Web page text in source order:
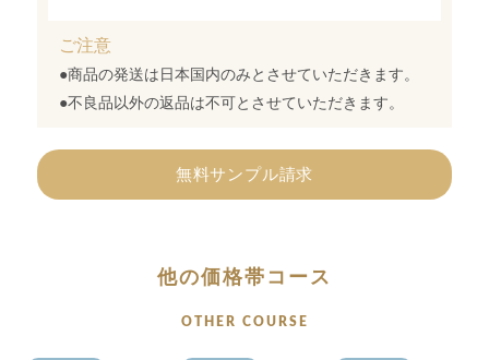
ご注意
●商品の発送は日本国内のみとさせていただきます。
●不良品以外の返品は不可とさせていただきます。
無料サンプル請求
他の価格帯コース
OTHER COURSE